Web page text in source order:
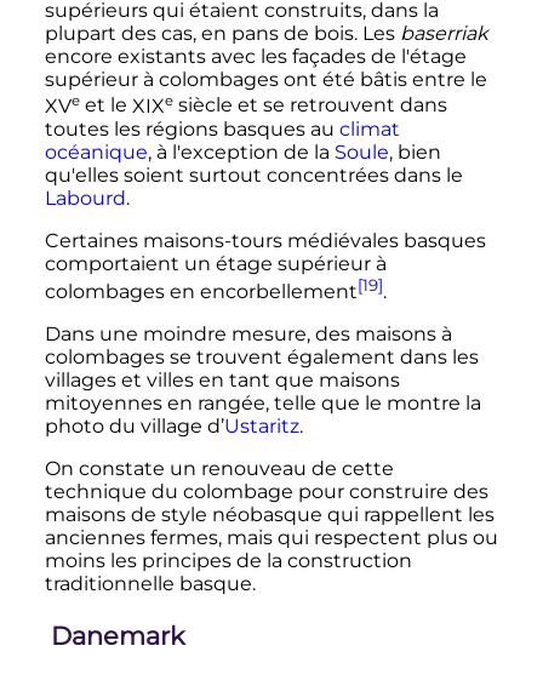
supérieurs qui étaient construits, dans la
plupart des cas, en pans de bois. Les baserriak
encore existants avec les façades de l'étage
supérieur à colombages ont été bâtis entre le
XVe et le XIXe siècle et se retrouvent dans
toutes les régions basques au climat
océanique, à l'exception de la Soule, bien
qu'elles soient surtout concentrées dans le
Labourd.
Certaines maisons-tours médiévales basques
comportaient un étage supérieur à
colombages en encorbellement[19].
Dans une moindre mesure, des maisons à
colombages se trouvent également dans les
villages et villes en tant que maisons
mitoyennes en rangée, telle que le montre la
photo du village d’Ustaritz.
On constate un renouveau de cette
technique du colombage pour construire des
maisons de style néobasque qui rappellent les
anciennes fermes, mais qui respectent plus ou
moins les principes de la construction
traditionnelle basque.
Danemark